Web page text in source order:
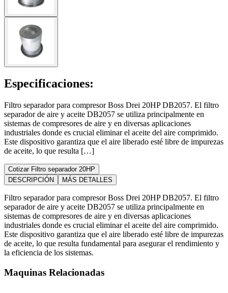
Especificaciones:
Filtro separador para compresor Boss Drei 20HP DB2057. El filtro
separador de aire y aceite DB2057 se utiliza principalmente en
sistemas de compresores de aire y en diversas aplicaciones
industriales donde es crucial eliminar el aceite del aire comprimido.
Este dispositivo garantiza que el aire liberado esté libre de impurezas
de aceite, lo que resulta […]
Cotizar Filtro separador 20HP
DESCRIPCIÓN
MÁS DETALLES
Filtro separador para compresor Boss Drei 20HP DB2057. El filtro
separador de aire y aceite DB2057 se utiliza principalmente en
sistemas de compresores de aire y en diversas aplicaciones
industriales donde es crucial eliminar el aceite del aire comprimido.
Este dispositivo garantiza que el aire liberado esté libre de impurezas
de aceite, lo que resulta fundamental para asegurar el rendimiento y
la eficiencia de los sistemas.
Maquinas Relacionadas